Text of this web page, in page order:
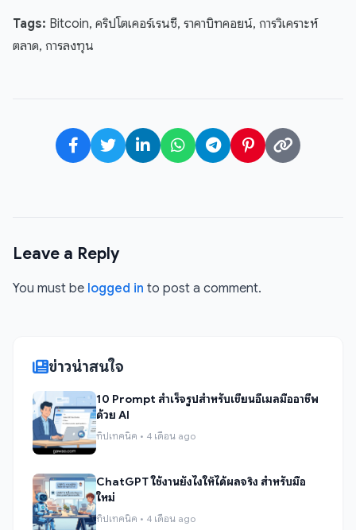
Tags: Bitcoin, คริปโตเคอร์เรนซี, ราคาบิทคอยน์, การวิเคราะห์
ตลาด, การลงทุน
Leave a Reply
You must be logged in to post a comment.
ข่าวน่าสนใจ
10 Prompt สำเร็จรูปสำหรับเขียนอีเมลมืออาชีพ
ด้วย AI
ทิปเทคนิค • 4 เดือน ago
ChatGPT ใช้งานยังไงให้ได้ผลจริง สำหรับมือ
ใหม่
ทิปเทคนิค • 4 เดือน ago